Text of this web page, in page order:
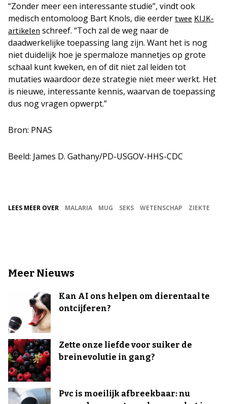
“Zonder meer een interessante studie”, vindt ook
medisch entomoloog Bart Knols, die eerder twee KIJK-
artikelen schreef. “Toch zal de weg naar de
daadwerkelijke toepassing lang zijn. Want het is nog
niet duidelijk hoe je spermaloze mannetjes op grote
schaal kunt kweken, en of dit niet zal leiden tot
mutaties waardoor deze strategie niet meer werkt. Het
is nieuwe, interessante kennis, waarvan de toepassing
dus nog vragen opwerpt.”
Bron: PNAS
Beeld: James D. Gathany/PD-USGOV-HHS-CDC
LEES MEER OVER MALARIA MUG SEKS WETENSCHAP ZIEKTE
Meer Nieuws
Kan AI ons helpen om dierentaal te
ontcijferen?
Zette onze liefde voor suiker de
breinevolutie in gang?
Pvc is moeilijk afbreekbaar: nu